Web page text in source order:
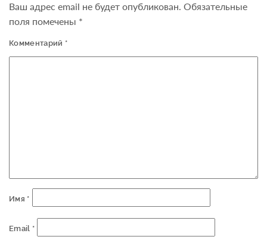
Ваш адрес email не будет опубликован. Обязательные
поля помечены *
Комментарий *
Имя *
Email *